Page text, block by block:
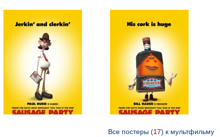
Все постеры (17) к мультфильму